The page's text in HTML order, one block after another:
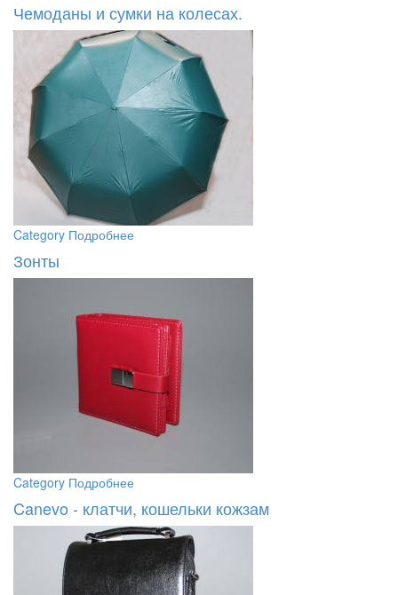
Чемоданы и сумки на колесах.
Category Подробнее
Зонты
Category Подробнее
Canevo - клатчи, кошельки кожзам